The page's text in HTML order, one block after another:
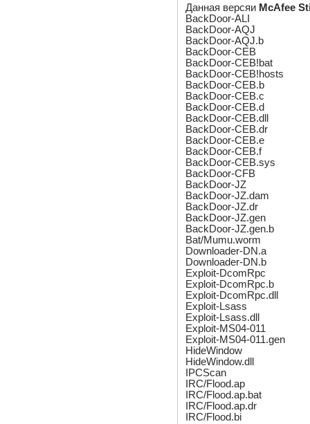
Данная версяи McAfee
BackDoor-ALI
BackDoor-AQJ
BackDoor-AQJ.b
BackDoor-CEB
BackDoor-CEB!bat
BackDoor-CEB!hosts
BackDoor-CEB.b
BackDoor-CEB.c
BackDoor-CEB.d
BackDoor-CEB.dll
BackDoor-CEB.dr
BackDoor-CEB.e
BackDoor-CEB.f
BackDoor-CEB.sys
BackDoor-CFB
BackDoor-JZ
BackDoor-JZ.dam
BackDoor-JZ.dr
BackDoor-JZ.gen
BackDoor-JZ.gen.b
Bat/Mumu.worm
Downloader-DN.a
Downloader-DN.b
Exploit-DcomRpc
Exploit-DcomRpc.b
Exploit-DcomRpc.dll
Exploit-Lsass
Exploit-Lsass.dll
Exploit-MS04-011
Exploit-MS04-011.gen
HideWindow
HideWindow.dll
IPCScan
IRC/Flood.ap
IRC/Flood.ap.bat
IRC/Flood.ap.dr
IRC/Flood.bi